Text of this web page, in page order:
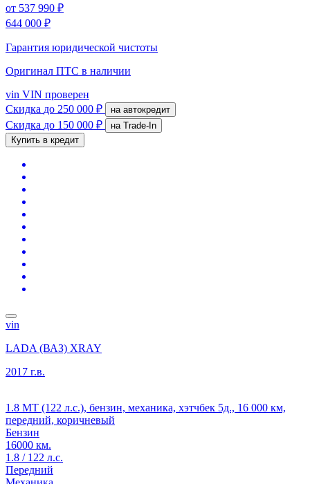
от 537 990 ₽
644 000 ₽
Гарантия юридической чистоты
Оригинал ПТС в наличии
vin VIN проверен
Скидка до 250 000 ₽ на автокредит
Скидка до 150 000 ₽
на Trade-In
Купить в кредит
vin
LADA (ВАЗ) XRAY
2017 г.в.
1.8 MT (122 л.с.), бензин, механика, хэтчбек 5д., 16 000 км,
передний, коричневый
Бензин
16000 км.
1.8 / 122 л.с.
Передний